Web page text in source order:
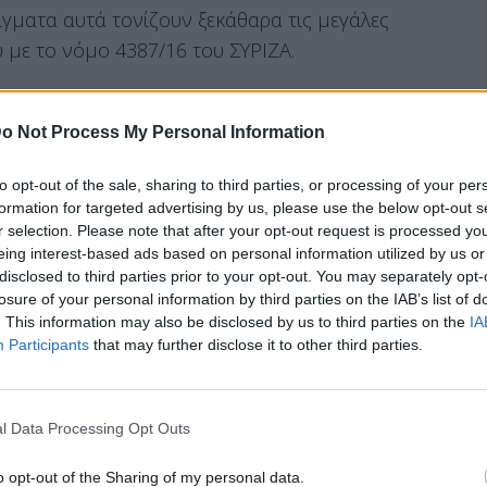
Not Process My Personal Information
opt-out of the sale, sharing to third parties, or processing of your
for targeted advertising by us, please use the below opt-out
selection. Please note that after your opt-out request is processed
interest-based ads based on personal information utilized by us
to third parties prior to your opt-out. You may separately
of your personal information by third parties on the IAB’s list of
This information may also be disclosed by us to third parties on the
Participants that may further disclose it to other third parties.
Data Processing Opt Outs
opt-out of the Sharing of my personal data.
αυτά τονίζουν ξεκάθαρα τις μεγάλες
το νόμο 4387/16 του ΣΥΡΙΖΑ.
τους παλιούς και τους νέους συνταξιούχους
είναι σημαντικά περισσότερα ενώ με το νέο
των ελ. επαγγελματιών,
ωφελημένη καθώς συνδυαστικά με τις
διαθέσιμο εισόδημά της, σύμφωνα με το Υπ.
ίδια ανακοίνωση, όπως διαμορφώνεται
και αντισυνταγματικό νόμο
αρωγός των παραγωγικών δυνάμεων του
και νέους εργαζόμενους ενισχύοντας